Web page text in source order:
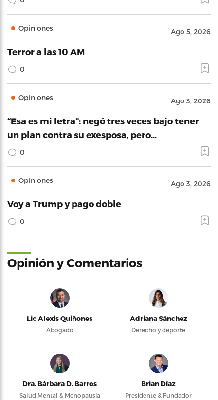
Opiniones Ago 5, 2026
Terror a las 10 AM
0
Opiniones Ago 3, 2026
“Esa es mi letra”: negó tres veces bajo tener
un plan contra su exesposa, pero…
0
Opiniones Ago 3, 2026
Voy a Trump y pago doble
0
Opinión y Comentarios
Lic Alexis Quiñones
Abogado
Adriana Sánchez
Derecho y deporte
Dra. Bárbara D. Barros
Salud Mental & Menopausia
Brian Díaz
Presidente & Fundador